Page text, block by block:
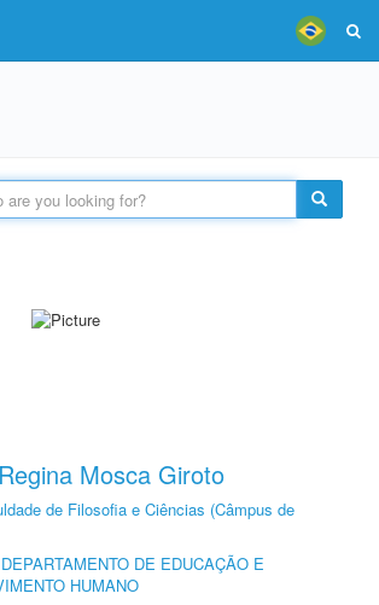
Mosca Giroto
de Filosofia e Ciências (Câmpus de
DEPARTAMENTO DE EDUCAÇÃO E
HUMANO